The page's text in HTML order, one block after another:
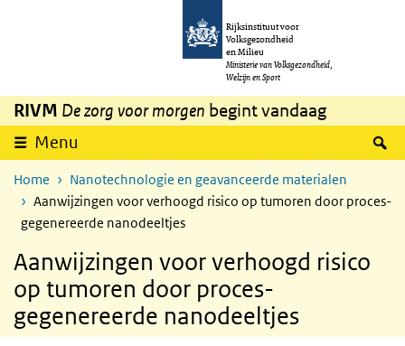
Overslaan en naar de inhoud gaan
Rijksinstituut voor
Volksgezondheid
en Milieu
Ministerie van Volksgezondheid,
Welzijn en Sport
RIVM De zorg voor morgen begint vandaag
Menu
Home
Nanotechnologie en geavanceerde materialen
Aanwijzingen voor verhoogd risico op tumoren door proces-
gegenereerde nanodeeltjes
Aanwijzingen voor verhoogd risico
op tumoren door proces-
gegenereerde nanodeeltjes